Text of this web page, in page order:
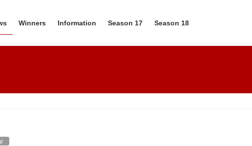
Winners Information Season 17 Season 18